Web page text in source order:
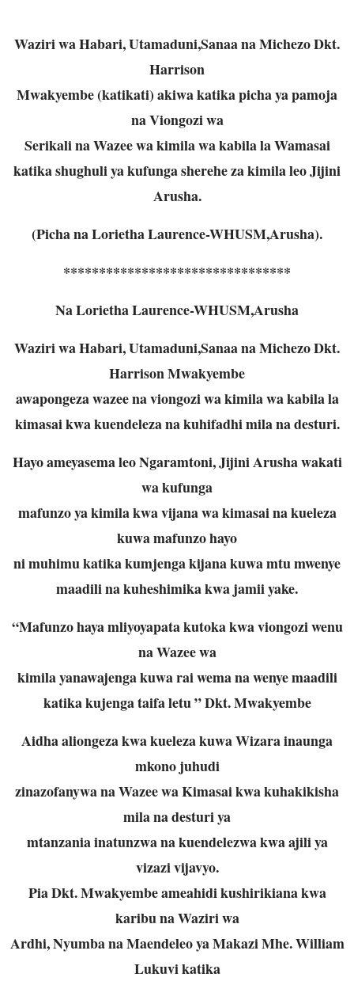
Waziri wa Habari, Utamaduni,Sanaa na Michezo Dkt.
Harrison
Mwakyembe (katikati) akiwa katika picha ya pamoja
na Viongozi wa
Serikali na Wazee wa kimila wa kabila la Wamasai
katika shughuli ya kufunga sherehe za kimila leo Jijini
Arusha.
(Picha na Lorietha Laurence-WHUSM,Arusha).
********************************
Na Lorietha Laurence-WHUSM,Arusha
Waziri wa Habari, Utamaduni,Sanaa na Michezo Dkt.
Harrison Mwakyembe
awapongeza wazee na viongozi wa kimila wa kabila la
kimasai kwa kuendeleza na kuhifadhi mila na desturi.
Hayo ameyasema leo Ngaramtoni, Jijini Arusha wakati
wa kufunga
mafunzo ya kimila kwa vijana wa kimasai na kueleza
kuwa mafunzo hayo
ni muhimu katika kumjenga kijana kuwa mtu mwenye
maadili na kuheshimika kwa jamii yake.
“Mafunzo haya mliyoyapata kutoka kwa viongozi wenu
na Wazee wa
kimila yanawajenga kuwa rai wema na wenye maadili
katika kujenga taifa letu ” Dkt. Mwakyembe
Aidha aliongeza kwa kueleza kuwa Wizara inaunga
mkono juhudi
zinazofanywa na Wazee wa Kimasai kwa kuhakikisha
mila na desturi ya
mtanzania inatunzwa na kuendelezwa kwa ajili ya
vizazi vijavyo.
Pia Dkt. Mwakyembe ameahidi kushirikiana kwa
karibu na Waziri wa
Ardhi, Nyumba na Maendeleo ya Makazi Mhe. William
Lukuvi katika